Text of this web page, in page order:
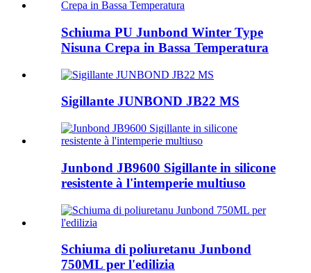
Schiuma PU Junbond Winter Type
Nisuna Crepa in Bassa Temperatura
Sigillante JUNBOND JB22 MS
Junbond JB9600 Sigillante in silicone
resistente à l'intemperie multiuso
Schiuma di poliuretanu Junbond
750ML per l'edilizia